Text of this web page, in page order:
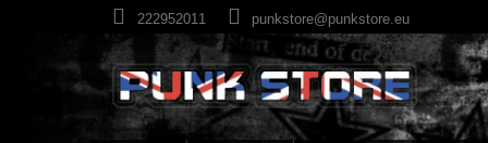
222952011 punkstore@punkstore.eu